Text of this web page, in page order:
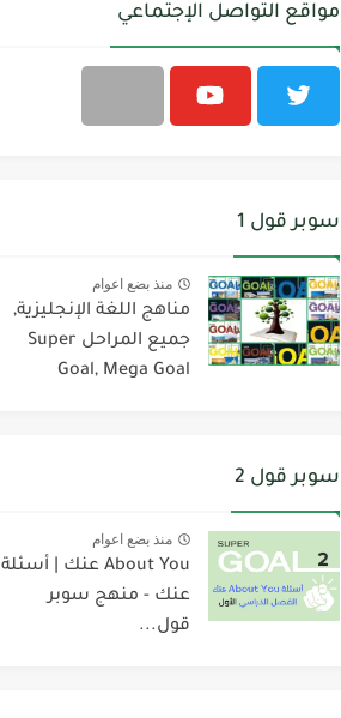
مواقع التواصل الإجتماعي
سوبر قول 1
منذ بضع اعوام
مناهج اللغة الإنجليزية,
جميع المراحل Super
Goal, Mega Goal
سوبر قول 2
منذ بضع اعوام
About You عنك | أسئلة
عنك - منهج سوبر
قول...